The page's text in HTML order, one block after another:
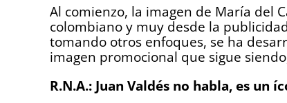
Al comienzo, la imagen de María del
colombiano y muy desde la
tomando otros enfoques, se ha
imagen promocional que sigue
R.N.A.: Juan Valdés no habla, es un